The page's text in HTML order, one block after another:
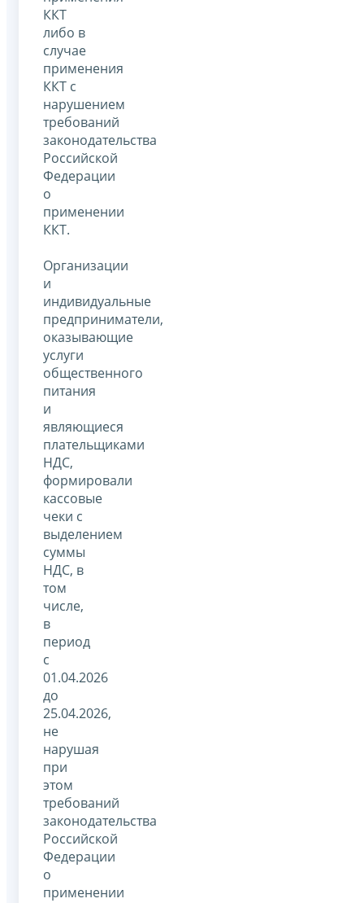
ККТ
либо в
случае
применения
ККТ с
нарушением
требований
законодательства
Российской
Федерации
о
применении
ККТ.
Организации
и
индивидуальные
предприниматели,
оказывающие
услуги
общественного
питания
и
являющиеся
плательщиками
НДС,
формировали
кассовые
чеки с
выделением
суммы
НДС, в
том
числе,
в
период
с
01.04.2026
до
25.04.2026,
не
нарушая
при
этом
требований
законодательства
Российской
Федерации
о
применении